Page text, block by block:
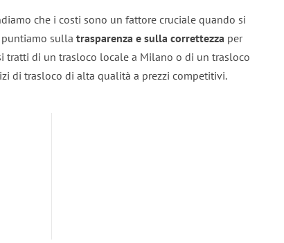
che i costi sono un fattore cruciale quando si
puntiamo sulla trasparenza e sulla correttezza per
tratti di un trasloco locale a Milano o di un trasloco
di trasloco di alta qualità a prezzi competitivi.